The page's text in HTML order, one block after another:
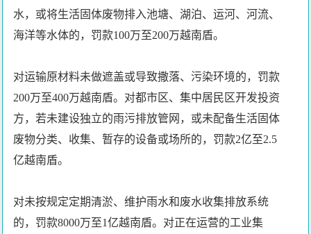
水，或将生活固体废物排入池塘、湖泊、运河、河流、
海洋等水体的，罚款100万至200万越南盾。
对运输原材料未做遮盖或导致撒落、污染环境的，罚款
200万至400万越南盾。对都市区、集中居民区开发投资
方，若未建设独立的雨污排放管网，或未配备生活固体
废物分类、收集、暂存的设备或场所的，罚款2亿至2.5
亿越南盾。
对未按规定定期清淤、维护雨水和废水收集排放系统
的，罚款8000万至1亿越南盾。对正在运营的工业集